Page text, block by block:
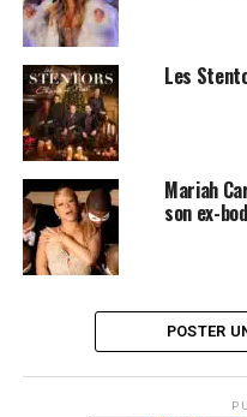
SUJETS ASSOCIÉS:
Les
Mariah
son ex-
POSTER